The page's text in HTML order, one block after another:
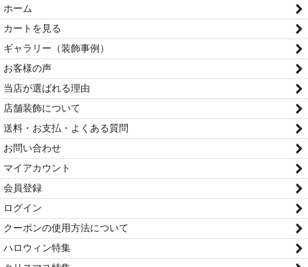
ホーム
カートを見る
ギャラリー（装飾事例）
お客様の声
当店が選ばれる理由
店舗装飾について
送料・お支払・よくある質問
お問い合わせ
マイアカウント
会員登録
ログイン
クーポンの使用方法について
ハロウィン特集